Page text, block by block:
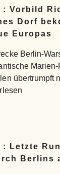
: Vorbild
Dorf
Europas
Berlin-
übertrumpft
: Letzte
Berlins